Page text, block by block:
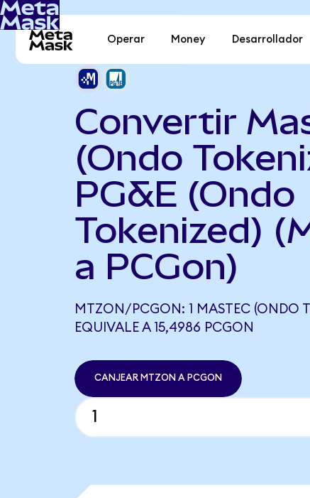
Operar Money Desarrollador
Convertir
(Ondo
PG&E (Ondo
Tokenized)
a PCGon)
MTZON/PCGON: 1 MASTEC (ONDO
EQUIVALE A 15,4986 PCGON
CANJEAR MTZON A PCGON